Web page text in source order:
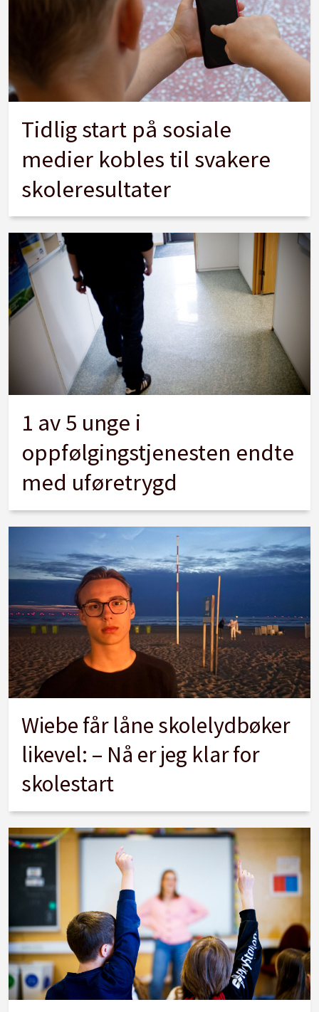
Tidlig start på sosiale
medier kobles til svakere
skoleresultater
1 av 5 unge i
oppfølgingstjenesten endte
med uføretrygd
Wiebe får låne skolelydbøker
likevel: – Nå er jeg klar for
skolestart